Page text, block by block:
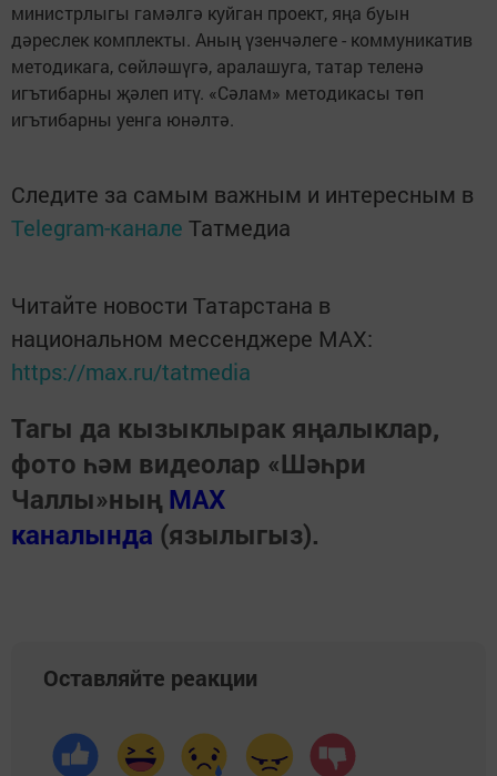
министрлыгы гамәлгә куйган проект, яңа буын
дәреслек комплекты. Аның үзенчәлеге - коммуникатив
методикага, сөйләшүгә, аралашуга, татар теленә
игътибарны җәлеп итү. «Сәлам» методикасы төп
игътибарны уенга юнәлтә.
Следите за самым важным и интересным в
Telegram-канале Татмедиа
Читайте новости Татарстана в
национальном мессенджере MАХ:
https://max.ru/tatmedia
Тагы да кызыклырак яңалыклар,
фото һәм видеолар «Шәһри
Чаллы»ның MAX
каналында (язылыгыз).
Оставляйте реакции